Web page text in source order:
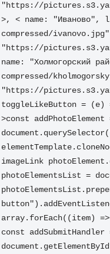
"https://
>, < name:
compressed/
"https://
name:
compressed/
"https://
toggleLikeButton =
>const
imageLink
photoElementsList =
array.forEach((item)
const addSubmitHandler